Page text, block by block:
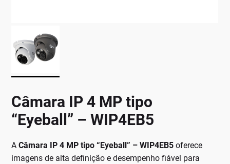
Câmara IP 4 MP tipo
“Eyeball” – WIP4EB5
ACâmara IP 4 MP tipo “Eyeball” – WIP4EB5 oferece
imagens de alta definição e desempenho fiável para